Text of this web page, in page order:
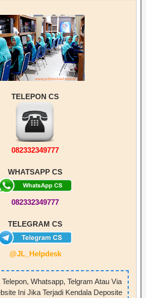
TELEPON CS
082332349777
WHATSAPP CS
082332349777
TELEGRAM CS
@JL_Helpdesk
Whatsapp, Telgram Atau Via
Ini Jika Terjadi Kendala Deposite